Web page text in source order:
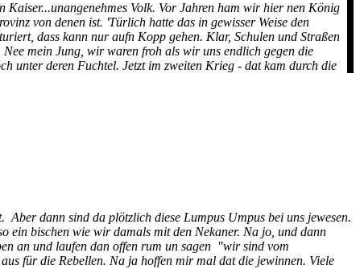
Volk. Vor Jahren ham wir hier nen König
von denen ist. 'Türlich hatte das in gewisser Weise den
dass kann nur aufn Kopp gehen. Klar, Schulen und Straßen
mein Jung, wir waren froh als wir uns endlich gegen die
unter deren Fuchtel. Jetzt im zweiten Krieg - dat kam durch die
dann sind da plötzlich diese Lumpus Umpus bei uns jewesen.
ein bischen wie wir damals mit den Nekaner. Na jo, und dann
an und laufen dan offen rum un sagen "wir sind vom
für die Rebellen. Na ja hoffen mir mal dat die jewinnen. Viele